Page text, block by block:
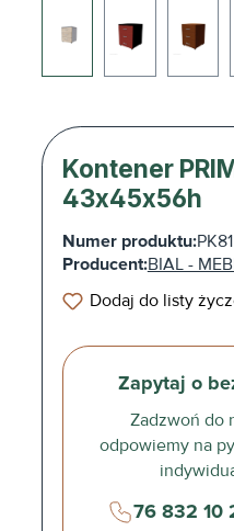
Kontener
43x45x56h
Numer produktu:PK81
Producent:BIAL -
Dodaj do listy
Zapytaj o
Zadzwoń do
odpowiemy na
76 832 10